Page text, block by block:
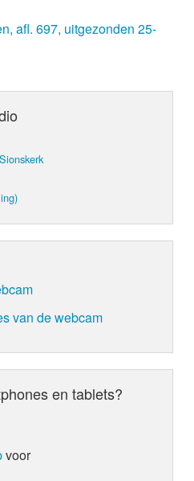
afl. 697, uitgezonden 25-
van de webcam
en tablets?
voor